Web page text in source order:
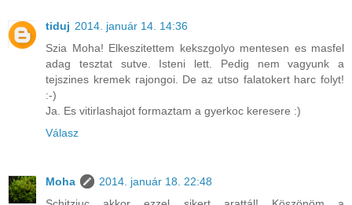
tiduj 2014. január 14. 14:36
Szia Moha! Elkeszitettem kekszgolyo mentesen es masfel
adag tesztat sutve. Isteni lett. Pedig nem vagyunk a
tejszines kremek rajongoi. De az utso falatokert harc folyt!
:-)
Ja. Es vitirlashajot formaztam a gyerkoc keresere :)
Válasz
Moha
2014. január 18. 22:48